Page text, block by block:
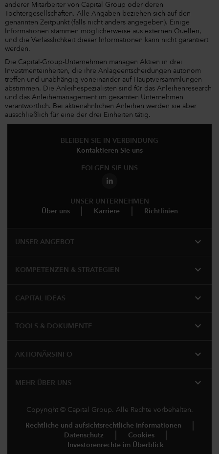
anderer Mitarbeiter von Capital Group oder deren
Tochtergesellschaften. Alle Angaben beziehen sich auf den
genannten Zeitpunkt (falls nicht anders angegeben). Einige
Informationen stammen möglicherweise aus externen Quellen,
und die Verlässlichkeit dieser Informationen kann nicht garantiert
werden.
Die Capital-Group-Unternehmen managen Aktien in drei
Investmenteinheiten, die ihre Anlageentscheidungen autonom
treffen und unabhängig voneinander auf Hauptversammlungen
abstimmen. Die Anleihespezialisten sind für das Anleihenresearch
und das Anleihemanagement im gesamten Unternehmen
verantwortlich. Bei aktienähnlichen Anleihen werden sie aber
ausschließlich für eine der drei Einheiten tätig.
BLEIBEN SIE IN VERBINDUNG
Kontaktieren Sie uns
FOLGEN SIE UNS
UNSER UNTERNEHMEN
Über uns
Karriere Richtlinien
UNSER ANGEBOT expand_more
KOMPETENZEN & STRATEGIEN expand_more
CAPITAL IDEAS expand_more
TOOLS & DOKUMENTE expand_more
AKTIONÄRSINFO expand_more
MEHR ÜBER UNS expand_more
Copyright © Capital Group. Alle Rechte vorbehalten.
Rechtliche und aufsichtsrechtliche Informationen
Datenschutz
Cookies
Investorenrechte im Überblick